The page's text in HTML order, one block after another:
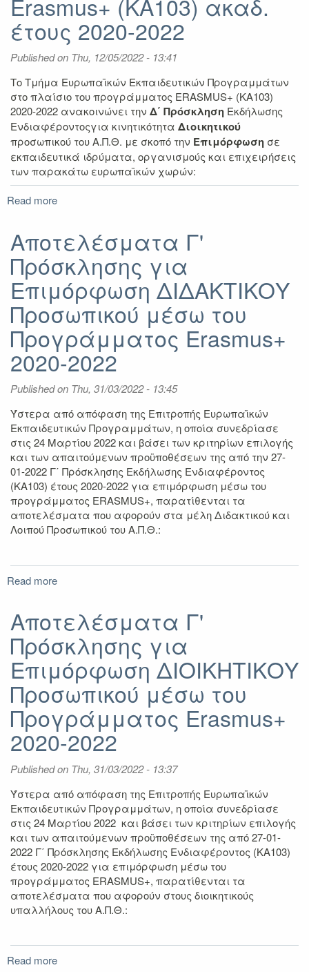
του
Προγράμματος
Erasmus+
(KA103)
2022
έτους 2020-2022
Published on Thu, 12/05/2022 - 13:41
Το Τμήμα Ευρωπαϊκών Εκπαιδευτικών Προγραμμάτων
στο πλαίσιο του προγράμματος ERASMUS+ (KA103)
2020-2022 ανακοινώνει την Δ΄ Πρόσκληση Εκδήλωσης
Ενδιαφέροντοςγια κινητικότητα Διοικητικού
προσωπικού του Α.Π.Θ. με σκοπό την Επιμόρφωση σε
εκπαιδευτικά ιδρύματα, οργανισμούς και επιχειρήσεις
των παρακάτω ευρωπαϊκών χωρών:
Read more
Εκδήλωσης
Ενδιαφέροντος
για
κινητικότητα
Επιμόρφωσης
ΔΙΟΙΚΗΤΙΚΟΥ
Προσωπικού
μέσω
του
Προγράμματος
Erasmus+
ακαδ.
έτους
2020-
2022
Αποτελέσματα Γ'
Πρόσκλησης για
Επιμόρφωση ΔΙΔΑΚΤΙΚΟΥ
Προσωπικού μέσω του
Προγράμματος Erasmus+
2020-2022
Published on Thu, 31/03/2022 - 13:45
Ύστερα από απόφαση της Επιτροπής Ευρωπαϊκών
Εκπαιδευτικών Προγραμμάτων, η οποία συνεδρίασε
στις 24 Μαρτίου 2022 και βάσει των κριτηρίων επιλογής
και των απαιτούμενων προϋποθέσεων της από την 27-
01-2022 Γ΄ Πρόσκλησης Εκδήλωσης Ενδιαφέροντος
(ΚΑ103) έτους 2020-2022 για επιμόρφωση μέσω του
προγράμματος ERASMUS+, παρατίθενται τα
αποτελέσματα που αφορούν στα μέλη Διδακτικού και
Λοιπού Προσωπικού του Α.Π.Θ.:
Read more
Πρόσκλησης
Επιμόρφωση
ΔΙΔΑΚΤΙΚΟΥ
Προσωπικού
μέσω
Προγράμματος
Erasmus+
2020-
2022
Αποτελέσματα Γ'
Πρόσκλησης για
Επιμόρφωση ΔΙΟΙΚΗΤΙΚΟΥ
Προσωπικού μέσω του
Προγράμματος Erasmus+
2020-2022
Published on Thu, 31/03/2022 - 13:37
Ύστερα από απόφαση της Επιτροπής Ευρωπαϊκών
Εκπαιδευτικών Προγραμμάτων, η οποία συνεδρίασε
στις 24 Μαρτίου 2022 και βάσει των κριτηρίων επιλογής
και των απαιτούμενων προϋποθέσεων της από 27-01-
2022 Γ΄ Πρόσκλησης Εκδήλωσης Ενδιαφέροντος (ΚΑ103)
έτους 2020-2022 για επιμόρφωση μέσω του
προγράμματος ERASMUS+, παρατίθενται τα
αποτελέσματα που αφορούν στους διοικητικούς
υπαλλήλους του Α.Π.Θ.:
Read more